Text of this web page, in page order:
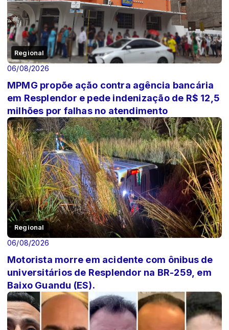
Regional
06/08/2026
MPMG propõe ação contra agência bancária
em Resplendor e pede indenização de R$ 12,5
milhões por falhas no atendimento
Regional
06/08/2026
Motorista morre em acidente com ônibus de
universitários de Resplendor na BR-259, em
Baixo Guandu (ES).